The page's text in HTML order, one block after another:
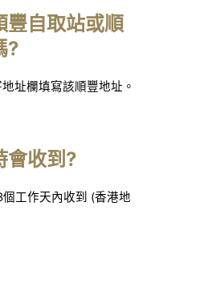
豐自取站或順
?
址欄填寫該順豐地址。
會收到?
工作天內收到 (香港地